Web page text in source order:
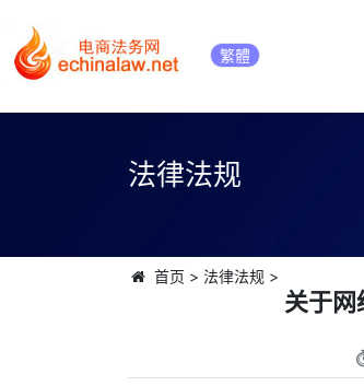
繁體
法律法规
首页 > 法律法规 >
关于网